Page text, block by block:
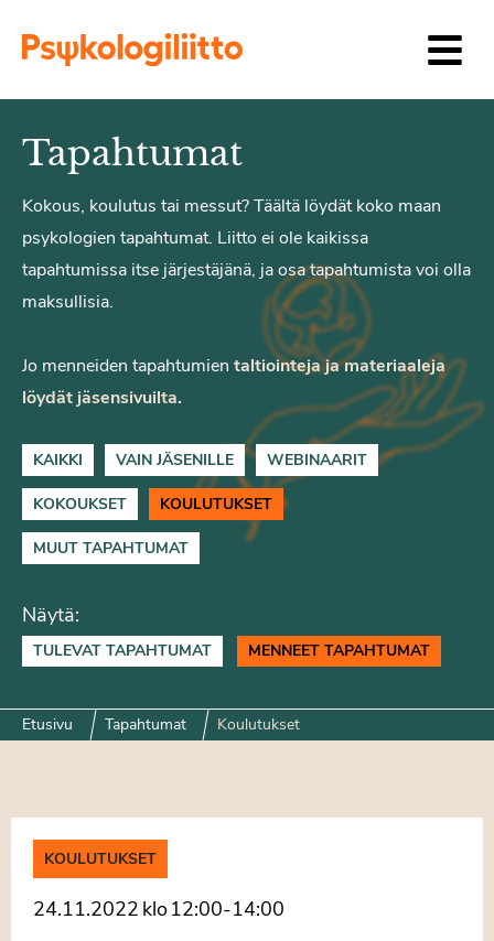
Tapahtumat
Kokous, koulutus tai messut? Täältä löydät koko maan
psykologien tapahtumat. Liitto ei ole kaikissa
tapahtumissa itse järjestäjänä, ja osa tapahtumista voi olla
maksullisia.
Jo menneiden tapahtumien taltiointeja ja materiaaleja
löydät jäsensivuilta.
KAIKKI VAIN JÄSENILLE WEBINAARIT
KOKOUKSET KOULUTUKSET
MUUT TAPAHTUMAT
Näytä:
TULEVAT TAPAHTUMAT MENNEET TAPAHTUMAT
Etusivu Tapahtumat Koulutukset
KOULUTUKSET
24.11.2022 klo12:00-14:00